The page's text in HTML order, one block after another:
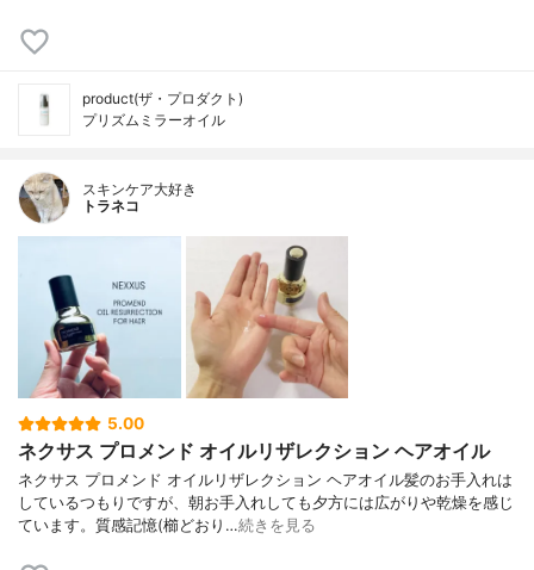
product(ザ・プロダクト)
プリズムミラーオイル
スキンケア大好き
トラネコ
5.00
ネクサス プロメンド オイルリザレクション ヘアオイル
ネクサス プロメンド オイルリザレクション ヘアオイル髪のお手入れは
しているつもりですが、朝お手入れしても夕方には広がりや乾燥を感じ
ています。質感記憶(櫛どおり…続きを見る